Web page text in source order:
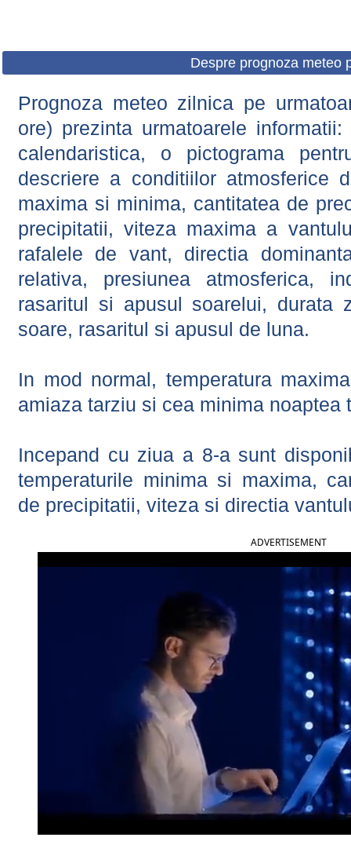
Despre prognoza meteo
Prognoza meteo zilnica pe
ore) prezinta urmatoarele
calendaristica, o pictograma
descriere a conditiilor atmosferice
maxima si minima, cantitatea de
precipitatii, viteza maxima a
rafalele de vant, directia
relativa, presiunea atmosferica,
rasaritul si apusul soarelui, durata
soare, rasaritul si apusul de luna.
In mod normal, temperatura
amiaza tarziu si cea minima noaptea
Incepand cu ziua a 8-a sunt
temperaturile minima si maxima,
de precipitatii, viteza si directia
ADVERTISEMENT